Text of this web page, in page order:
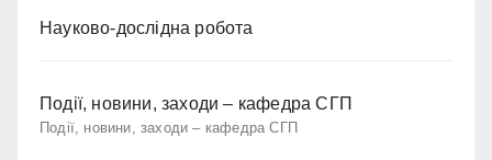
Науково-дослідна робота
Події, новини, заходи – кафедра СГП
Події, новини, заходи – кафедра СГП